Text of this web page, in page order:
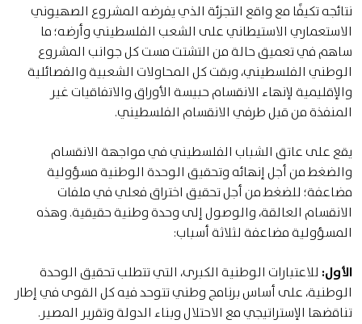
نتائجه تكيفًا مع واقع التجزئة الذي يفرضه المشروع الصهيوني
الاستعماري الاستيطاني على الشعب الفلسطيني وأرضه؛ ما
ساهم في تعميق حالة من التشتت مست كل جوانب المشروع
الوطني الفلسطيني، وبقت كل المحاولات الشعبية والفصائلية
والإقليمية لإنهاء الانقسام حبيسة الأوراق والاتفاقيات غير
المنفذة من قبل طرفي الانقسام الفلسطيني.
يقع على عاتق الشباب الفلسطيني في مواجهة الانقسام
والضغط من أجل إنهائه وتحقيق الوحدة الوطنية مسؤولية
مضاعفة؛ للضغط من أجل تحقيق اختراق فعلي في ملفات
الانقسام العالقة، والوصول إلى وحدة وطنية حقيقية. وهذه
المسؤولية مضاعفة لثلاثة أسباب:
الأول: للاعتبارات الوطنية الكبرى، التي تتطلب تحقيق الوحدة
الوطنية، على أساس برنامج وطني تتوحد فيه كل القوى في إطار
تناقضها الإستراتيجي مع الاحتلال وبناء الدولة وتقرير المصير.